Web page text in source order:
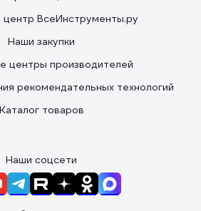
ВсеИнструменты.ру
Наши закупки
центры производителей
рекомендательных технологий
Каталог товаров
Наши соцсети